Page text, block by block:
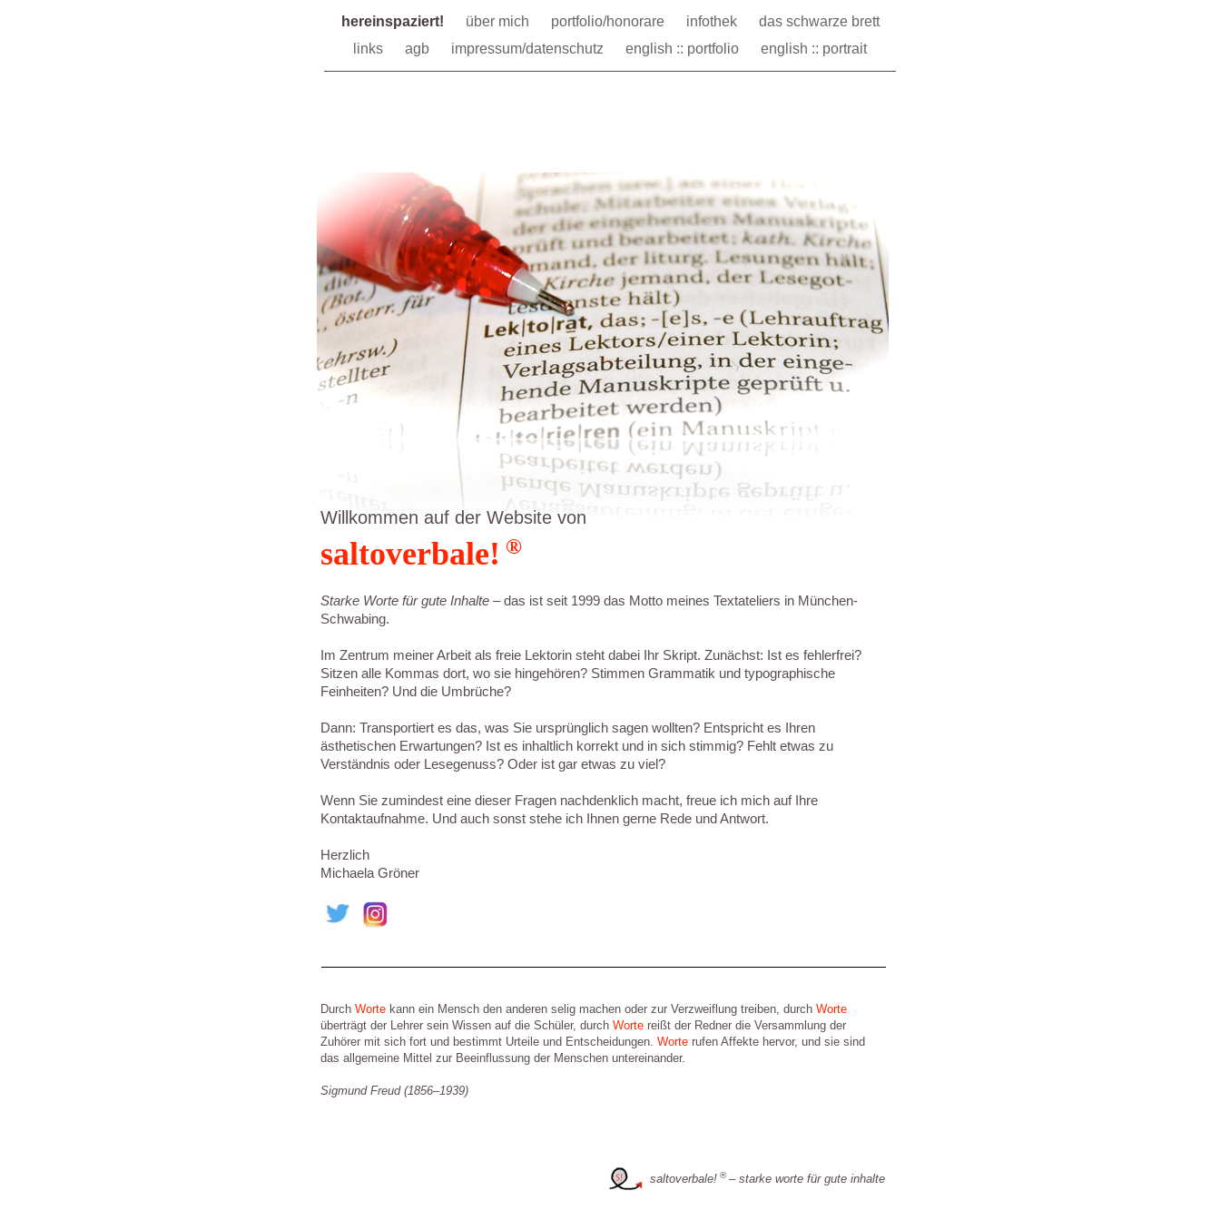
hereinspaziert! über mich portfolio/honorare infothek
das schwarze brett
links
agb impressum/datenschutz english :: portfolio english :: portrait
Starke Worte für gute Inhalte – das ist seit 1999 das Motto meines Textateliers in München-
Schwabing.
Im Zentrum meiner Arbeit als freie Lektorin steht dabei Ihr Skript. Zunächst: Ist es fehlerfrei?
Sitzen alle Kommas dort, wo sie hingehören? Stimmen Grammatik und typographische
Feinheiten? Und die Umbrüche?
Dann: Transportiert es das, was Sie ursprünglich sagen wollten? Entspricht es Ihren
ästhetischen Erwartungen? Ist es inhaltlich korrekt und in sich stimmig? Fehlt etwas zu
Verständnis oder Lesegenuss? Oder ist gar etwas zu viel?
Wenn Sie zumindest eine dieser Fragen nachdenklich macht, freue ich mich auf Ihre
Kontaktaufnahme. Und auch sonst stehe ich Ihnen gerne Rede und Antwort.
Herzlich
Michaela Gröner
Willkommen auf der Website von
saltoverbale! ®
Durch Worte kann ein Mensch den anderen selig machen oder zur Verzweiflung treiben, durch Worte
überträgt der Lehrer sein Wissen auf die Schüler, durch Worte reißt der Redner die Versammlung der
Zuhörer mit sich fort und bestimmt Urteile und Entscheidungen. Worte rufen Affekte hervor, und sie sind
das allgemeine Mittel zur Beeinflussung der Menschen untereinander.
Sigmund Freud (1856–1939)
saltoverbale! ®– starke worte für gute inhalte